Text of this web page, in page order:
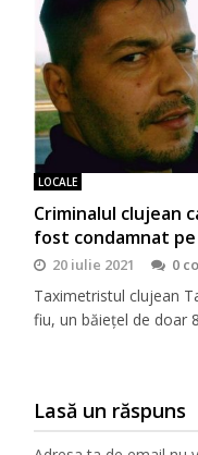
LOCALE
Criminalul clujean
fost condamnat
20 iulie 2021 0
Taximetristul clujean
fiu, un băiețel de doar
Lasă un răspuns